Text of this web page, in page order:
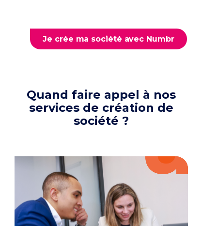
Je crée ma société avec Numbr
Quand faire appel à nos
services de création de
société ?